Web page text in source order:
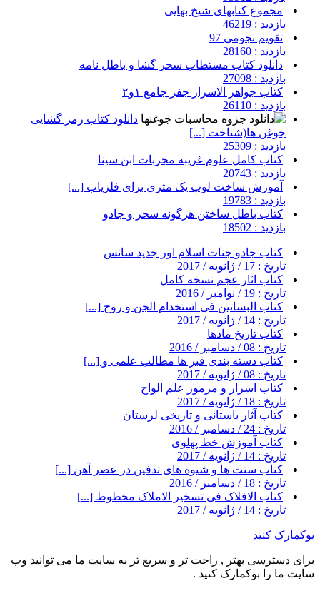
مجموع کتابهای شیخ بهایی
بازدید : 46219
تقویم نجومی 97
بازدید : 28160
دانلود کتاب مستطاب سحر گشا و باطل نامه
بازدید : 27098
کتاب جواهر الاسرار جفر جامع ۱و۲
بازدید : 26110
دانلود کتاب رمز گشایی
جوغن ها(شناخت [...]
بازدید : 25309
کتاب کامل علوم غریبه مجربات ابن سینا
بازدید : 20743
آموزش ساخت لوپ یک متری برای فلزیاب [...]
بازدید : 19783
کتاب باطل ساختن هرگونه سحر و جادو
بازدید : 18502
کتاب جادو جنات اسلام اور جدید سانس
تاریخ : 17 / ژانویه / 2017
کتاب اثار عجم نسخه کامل
تاریخ : 19 / نوامبر / 2016
کتاب البساتین فی استخدام الجن و روح [...]
تاریخ : 14 / ژانویه / 2017
کتاب تاریخ مادها
تاریخ : 08 / دسامبر / 2016
کتاب دسته بندی قبر ها مطالب علمی و [...]
تاریخ : 08 / ژانویه / 2017
کتاب اسرار و مرموز علم الواح
تاریخ : 18 / ژانویه / 2017
کتاب آثار باستانی و تاریخی لرستان
تاریخ : 24 / دسامبر / 2016
کتاب آموزش خط پهلوی
تاریخ : 14 / ژانویه / 2017
کتاب سنت ها و شیوه های تدفین در عصر آهن [...]
تاریخ : 18 / دسامبر / 2016
کتاب الافلاک فی تسخیر الاملاک مخطوط [...]
تاریخ : 14 / ژانویه / 2017
بوکمارک کنید
برای دسترسی بهتر , راحت تر و سریع تر به سایت ما می توانید وب
سایت ما را بوکمارک کنید .